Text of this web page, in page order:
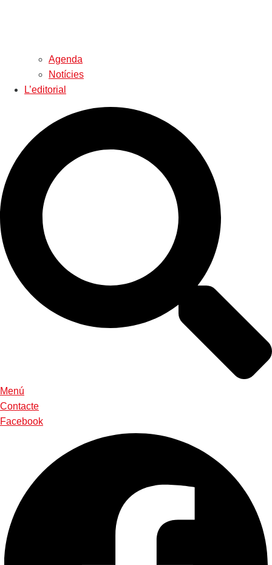
Agenda
Notícies
L’editorial
Menú
Contacte
Facebook